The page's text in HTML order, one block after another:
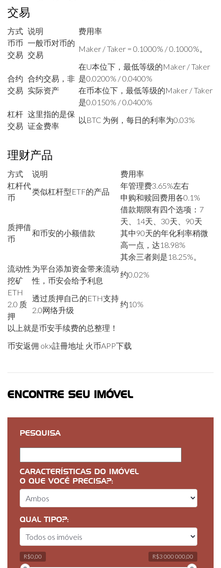
交易
方式 说明
费用率
币币
交易
一般币对币的
交易
Maker / Taker = 0.1000% / 0.1000%。
合约
交易
合约交易，非
实际资产
在U本位下，最低等级的Maker / Taker
是0.0200% / 0.0400%
在币本位下，最低等级的Maker / Taker
是0.0150% / 0.0400%
杠杆
交易
这里指的是保
证金费率
以BTC 为例，每日的利率为0.03%
理财产品
方式 说明
费用率
杠杆代
币
类似杠杆型ETF的产品
年管理费3.65%左右
申购和赎回费用各0.1%
质押借
币
和币安的小额借款
借款期限有四个选项：7
天、14天、30天、90天
其中90天的年化利率稍微
高一点，达18.98%
其余三者则是18.25%。
流动性
挖矿
为平台添加资金带来流动
性，币安会给予利息
约0.02%
ETH
2.0 质
押
透过质押自己的ETH支持
2.0网络升级
约10%
以上就是币安手续费的总整理！
币安返佣 okx註冊地址 火币APP下载
ENCONTRE SEU IMÓVEL
PESQUISA
CARACTERÍSTICAS DO IMÓVEL
O QUE VOCÊ PRECISA?:
QUAL TIPO?:
R$0,00 R$3 000 000,00